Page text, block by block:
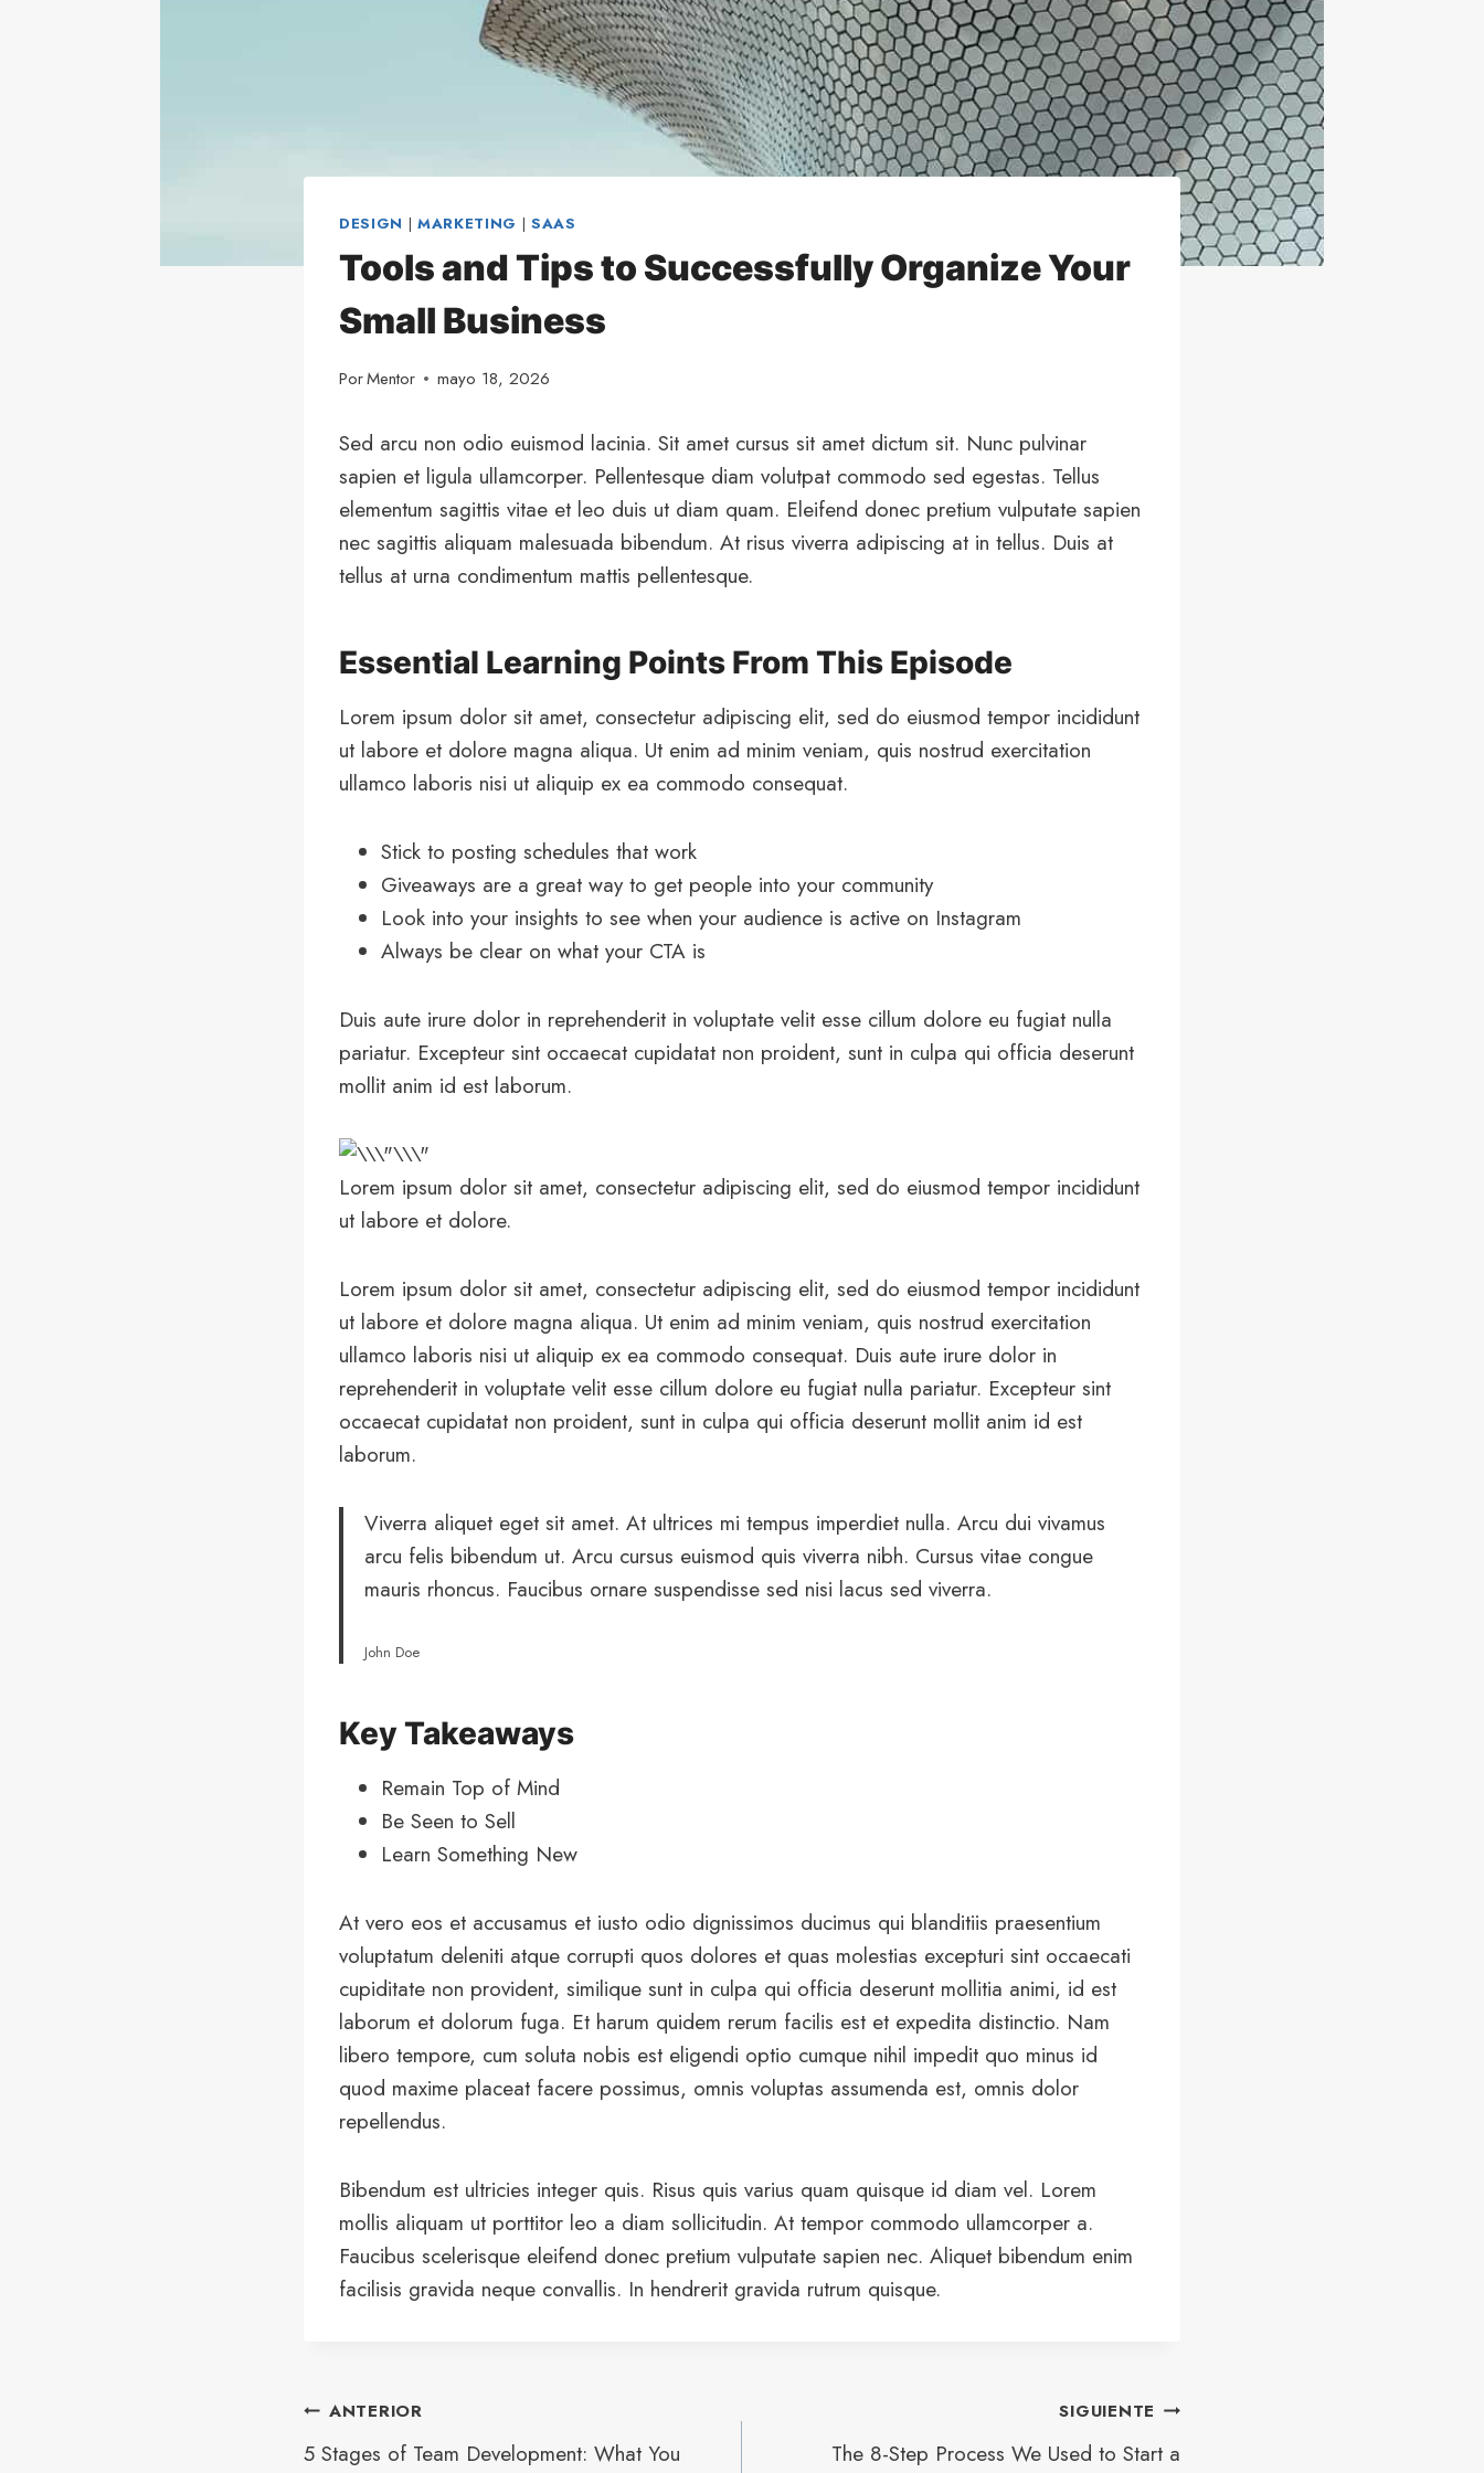
DESIGN | MARKETING | SAAS
Tools and Tips to Successfully Organize Your
Small Business
PorMentor mayo 18, 2026
Sed arcu non odio euismod lacinia. Sit amet cursus sit amet dictum sit. Nunc pulvinar
sapien et ligula ullamcorper. Pellentesque diam volutpat commodo sed egestas. Tellus
elementum sagittis vitae et leo duis ut diam quam. Eleifend donec pretium vulputate sapien
nec sagittis aliquam malesuada bibendum. At risus viverra adipiscing at in tellus. Duis at
tellus at urna condimentum mattis pellentesque.
Essential Learning Points From This Episode
Lorem ipsum dolor sit amet, consectetur adipiscing elit, sed do eiusmod tempor incididunt
ut labore et dolore magna aliqua. Ut enim ad minim veniam, quis nostrud exercitation
ullamco laboris nisi ut aliquip ex ea commodo consequat.
Stick to posting schedules that work
Giveaways are a great way to get people into your community
Look into your insights to see when your audience is active on Instagram
Always be clear on what your CTA is
Duis aute irure dolor in reprehenderit in voluptate velit esse cillum dolore eu fugiat nulla
pariatur. Excepteur sint occaecat cupidatat non proident, sunt in culpa qui officia deserunt
mollit anim id est laborum.
Lorem ipsum dolor sit amet, consectetur adipiscing elit, sed do eiusmod tempor incididunt
ut labore et dolore.
Lorem ipsum dolor sit amet, consectetur adipiscing elit, sed do eiusmod tempor incididunt
ut labore et dolore magna aliqua. Ut enim ad minim veniam, quis nostrud exercitation
ullamco laboris nisi ut aliquip ex ea commodo consequat. Duis aute irure dolor in
reprehenderit in voluptate velit esse cillum dolore eu fugiat nulla pariatur. Excepteur sint
occaecat cupidatat non proident, sunt in culpa qui officia deserunt mollit anim id est
laborum.
Viverra aliquet eget sit amet. At ultrices mi tempus imperdiet nulla. Arcu dui vivamus
arcu felis bibendum ut. Arcu cursus euismod quis viverra nibh. Cursus vitae congue
mauris rhoncus. Faucibus ornare suspendisse sed nisi lacus sed viverra.
John Doe
Key Takeaways
Remain Top of Mind
Be Seen to Sell
Learn Something New
At vero eos et accusamus et iusto odio dignissimos ducimus qui blanditiis praesentium
voluptatum deleniti atque corrupti quos dolores et quas molestias excepturi sint occaecati
cupiditate non provident, similique sunt in culpa qui officia deserunt mollitia animi, id est
laborum et dolorum fuga. Et harum quidem rerum facilis est et expedita distinctio. Nam
libero tempore, cum soluta nobis est eligendi optio cumque nihil impedit quo minus id
quod maxime placeat facere possimus, omnis voluptas assumenda est, omnis dolor
repellendus.
Bibendum est ultricies integer quis. Risus quis varius quam quisque id diam vel. Lorem
mollis aliquam ut porttitor leo a diam sollicitudin. At tempor commodo ullamcorper a.
Faucibus scelerisque eleifend donec pretium vulputate sapien nec. Aliquet bibendum enim
facilisis gravida neque convallis. In hendrerit gravida rutrum quisque.
ANTERIOR
5 Stages of Team Development: What You
SIGUIENTE
The 8-Step Process We Used to Start a